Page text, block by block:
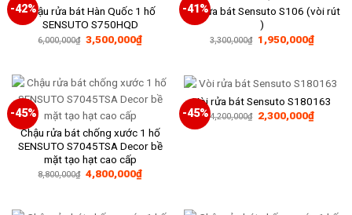
-42%Chậu rửa bát Hàn Quốc 1 hố
SENSUTO S750HQD
6,000,000₫ Giá
gốc
3,500,000₫Giá
hiện
3,500,000₫.
-41%
Vòi rửa bát Sensuto S106 (vòi rút
)
3,300,000₫ Giá
gốc
1,950,000₫Giá
hiện
-45%
Chậu rửa bát chống xước 1 hố
SENSUTO S7045TSA Decor bề
mặt tạo hạt cao cấp
8,800,000₫ Giá
gốc
4,800,000₫Giá
hiện
-45%
Vòi rửa bát Sensuto S180163
4,200,000₫ Giá
gốc
2,300,000₫Giá
hiện